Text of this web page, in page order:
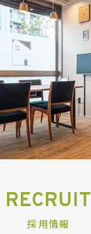
RECRUIT
採用情報